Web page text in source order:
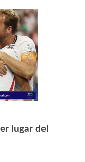
lugar del